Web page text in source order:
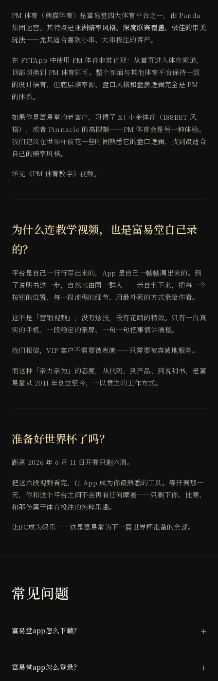
PM 体育（熊猫体育）是富易堂四大体育平台之一，由 Panda
集团运营。其特点是亚洲赔率风格、深度联赛覆盖、极佳的串关
玩法——尤其适合喜欢小串、大串投注的客户。
在 FYTApp 中使用 PM 体育非常直观：从首页进入体育频道，
顶部切换到 PM 体育即可。整个界面与其他体育平台保持一致
的设计语言，但底层赔率源、盘口风格和盘房逻辑完全是 PM
的体系。
如果你是富易堂的老客户，习惯了 XJ 小金体育（188BET 风
格），或者 Pinnacle 的高限额——PM 体育会是另一种体验。
我们建议在世界杯前花一些时间熟悉它的盘口逻辑，找到最适合
自己的赔率风格。
详见《PM 体育教学》视频。
为什么连教学视频，也是富易堂自己录
的？
平台是自己一行行写出来的，App 是自己一帧帧调出来的。到
了说明书这一步，自然也由同一群人——亲自坐下来，把每一个
按钮的位置、每一段流程的细节，用最朴素的方式录给你看。
这不是「营销视频」，没有炫技，没有花哨的特效。只有一台真
实的手机、一段稳定的录屏、一句一句把事情讲清楚。
我们相信，VIP 客户不需要被表演——只需要被真诚地服务。
而这种「亲力亲为」的态度，从代码、到产品、到说明书，是富
易堂从 2011 年创立至今，一以贯之的工作方式。
准备好世界杯了吗？
距离 2026 年 6 月 11 日开赛只剩六周。
把这六段视频看完，让 App 成为你最熟悉的工具。等开赛那一
天，你和这个平台之间不会再有任何摩擦——只剩下你、比赛、
和那份属于体育投注的纯粹乐趣。
让BC成为娱乐——这是富易堂为下一届世界杯准备的全部。
常见问题
富易堂app怎么下载？
富易堂app怎么登录？